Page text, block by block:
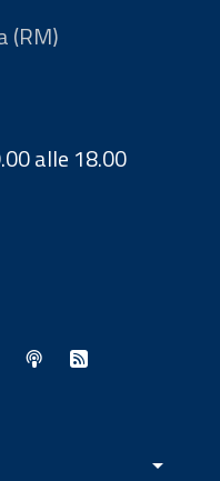
(RM)
alle 18.00
in nuova finestra
in nuova finestra
- Apertura in
esterno - Apertura in
- Sito esterno -
- Sito esterno -
Spreaker - Sito
Feed RSS -